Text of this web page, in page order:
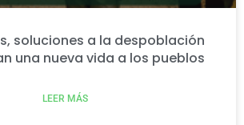
soluciones a la despoblación
una nueva vida a los pueblos
LEER MÁS